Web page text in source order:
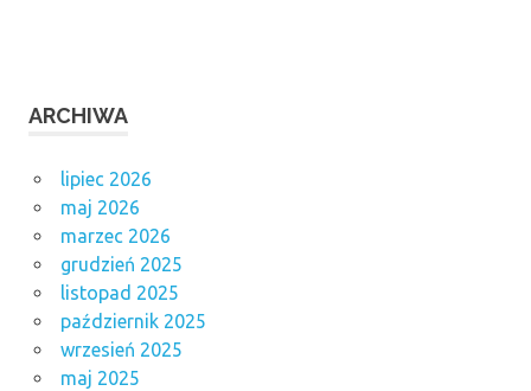
ARCHIWA
lipiec 2026
maj 2026
marzec 2026
grudzień 2025
listopad 2025
październik 2025
wrzesień 2025
maj 2025